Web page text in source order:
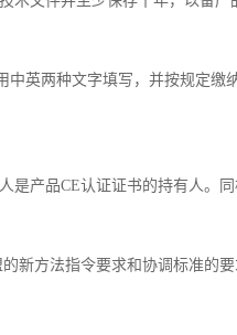
英两种文字填写，并按规定缴纳
产品CE认证证书的持有人。
方法指令要求和协调标准的